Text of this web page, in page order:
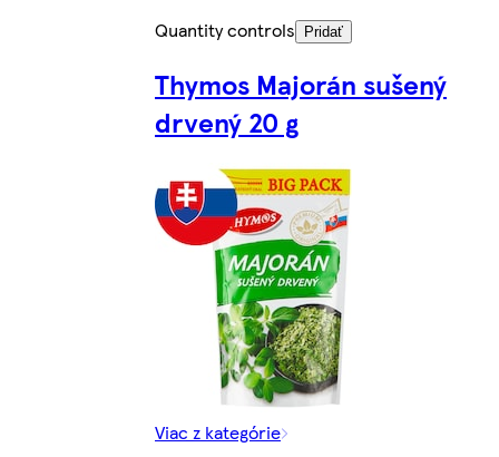
Quantity controls
Pridať
Thymos Majorán sušený
drvený 20 g
Viac z kategórie